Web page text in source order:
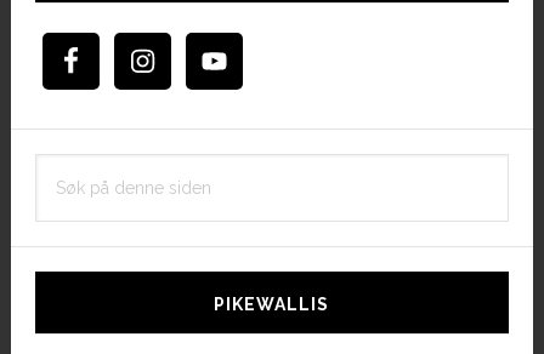
PIKEWALLIS